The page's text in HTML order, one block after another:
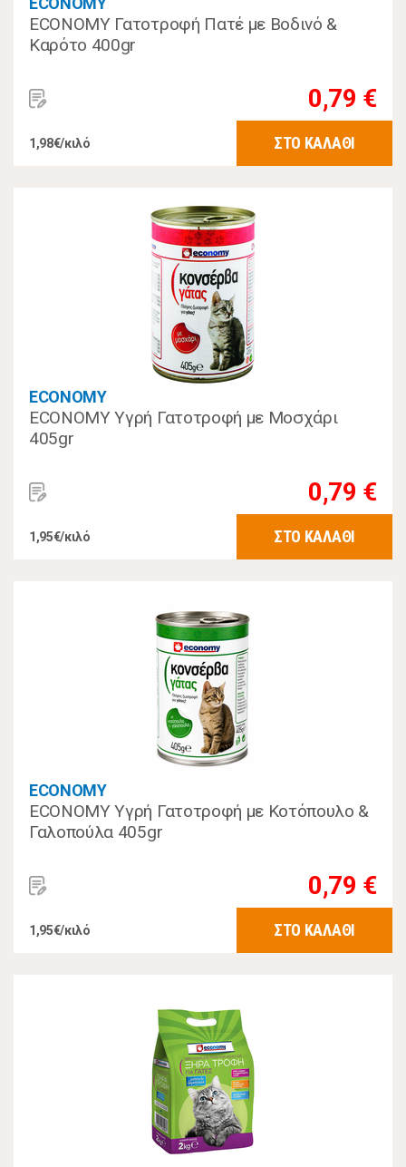
ECONOMY Γατοτροφή Πατέ με Βοδινό &
Καρότο 400gr
0,79 €
1,98€/κιλό ΣΤΟ ΚΑΛΑΘΙ
ECONOMY
ECONOMY Υγρή Γατοτροφή με Μοσχάρι
405gr
0,79 €
1,95€/κιλό ΣΤΟ ΚΑΛΑΘΙ
ECONOMY
ECONOMY Υγρή Γατοτροφή με Κοτόπουλο &
Γαλοπούλα 405gr
0,79 €
1,95€/κιλό ΣΤΟ ΚΑΛΑΘΙ